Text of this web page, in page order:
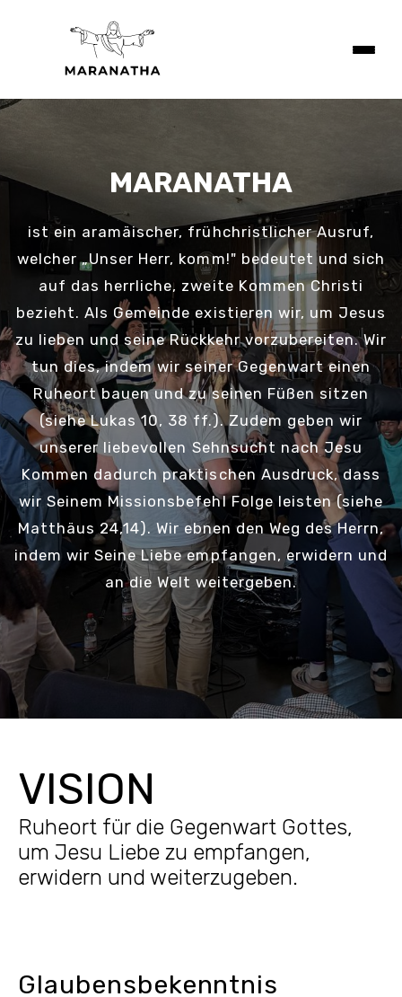
MARANATHA
ist ein aramäischer, frühchristlicher Ausruf,
welcher „Unser Herr, komm!" bedeutet und sich
auf das herrliche, zweite Kommen Christi
bezieht. Als Gemeinde existieren wir, um Jesus
zu lieben und seine Rückkehr vorzubereiten. Wir
tun dies, indem wir seiner Gegenwart einen
Ruheort bauen und zu seinen Füßen sitzen
(siehe Lukas 10, 38 ff.). Zudem geben wir
unserer liebevollen Sehnsucht nach Jesu
Kommen dadurch praktischen Ausdruck, dass
wir Seinem Missionsbefehl Folge leisten (siehe
Matthäus 24,14). Wir ebnen den Weg des Herrn,
indem wir Seine Liebe empfangen, erwidern und
an die Welt weitergeben.
VISION
Ruheort für die Gegenwart Gottes,
um Jesu Liebe zu empfangen,
erwidern und weiterzugeben.
Glaubensbekenntnis